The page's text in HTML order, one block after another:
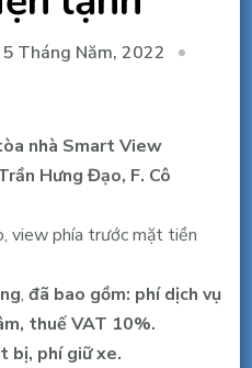
5 Tháng Năm, 2022
nhà Smart View
Hưng Đạo, F. Cô
view phía trước mặt tiền
, đã bao gồm: phí dịch vụ
thuế VAT 10%.
bị, phí giữ xe.